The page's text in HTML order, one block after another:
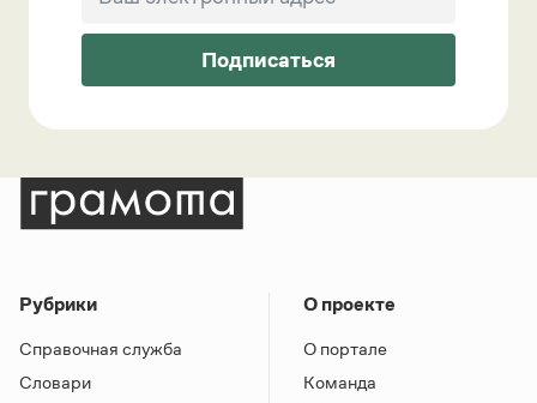
Подписаться
Рубрики
Справочная служба
Словари
О проекте
О портале
Команда